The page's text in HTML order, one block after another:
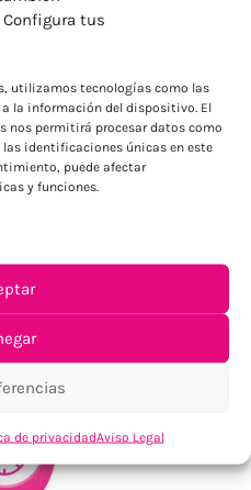
tus
utilizamos tecnologías como las
la información del dispositivo. El
nos permitirá procesar datos como
identificaciones únicas en este
puede afectar
y funciones.
de privacidadAviso Legal
resto consultar
= LA NUESTRA
objetivo